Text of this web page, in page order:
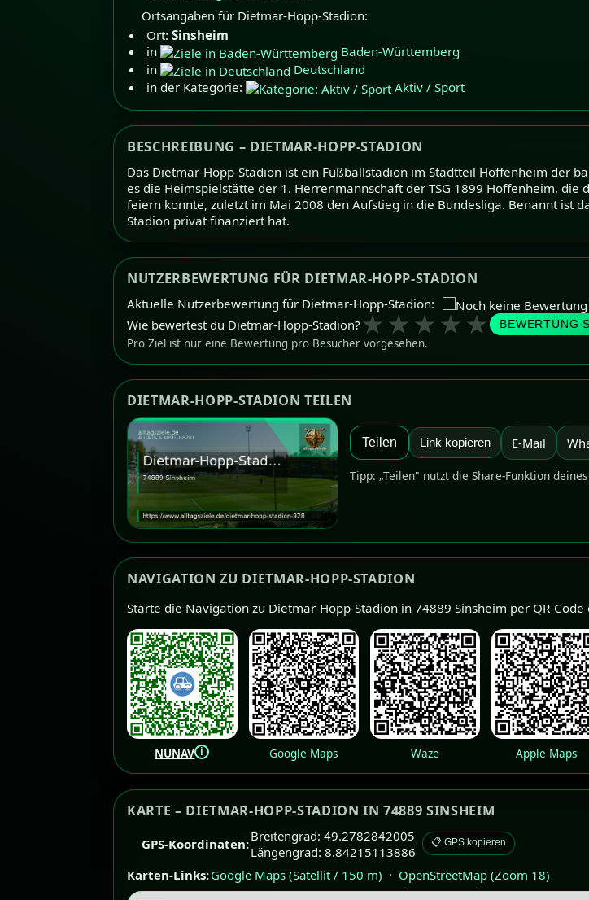
Ortsangaben für Dietmar-Hopp-Stadion:
Ort:Sinsheim
in
Baden-Württemberg
in
Deutschland
in der Kategorie:
Aktiv / Sport
BESCHREIBUNG – DIETMAR-HOPP-STADION
Das Dietmar-Hopp-Stadion ist ein Fußballstadion im Stadtteil Hoffenheim der
es die Heimspielstätte der 1. Herrenmannschaft der TSG 1899 Hoffenheim,
feiern konnte, zuletzt im Mai 2008 den Aufstieg in die Bundesliga. Benannt ist
Stadion privat finanziert hat.
NUTZERBEWERTUNG FÜR DIETMAR-HOPP-STADION
Aktuelle Nutzerbewertung für Dietmar-Hopp-Stadion:
Wie bewertest du Dietmar-Hopp-Stadion?
★
★
★
★
★ BEWERTUNG
Pro Ziel ist nur eine Bewertung pro Besucher vorgesehen.
DIETMAR-HOPP-STADION TEILEN
Teilen Link kopieren E-Mail
Tipp: „Teilen" nutzt die Share-Funktion
NAVIGATION ZU DIETMAR-HOPP-STADION
Starte die Navigation zu Dietmar-Hopp-Stadion in 74889 Sinsheim per QR-
NUNAV i Google Maps Waze Apple Maps
KARTE – DIETMAR-HOPP-STADION IN 74889 SINSHEIM
GPS-Koordinaten:Breitengrad: 49.2782842005
Längengrad: 8.84215113886
📋 GPS kopieren
Karten-Links:Google Maps (Satellit / 150 m) · OpenStreetMap (Zoom 18)